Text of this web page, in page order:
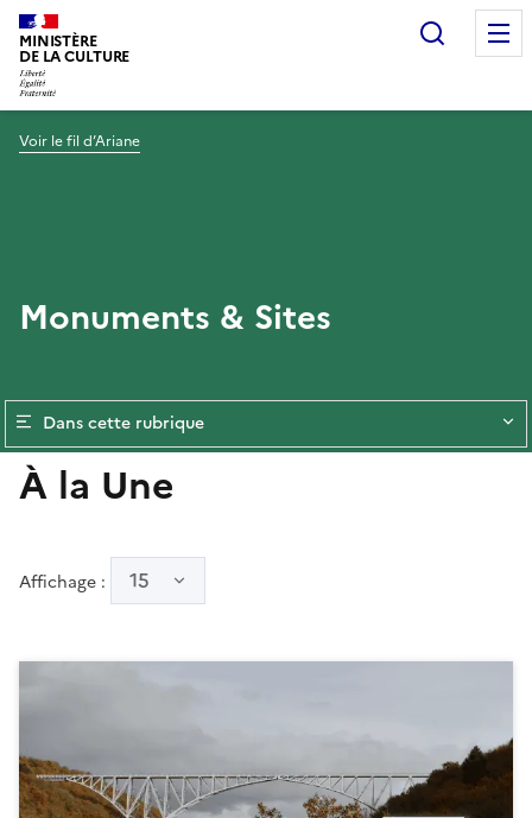
MINISTÈRE
DE LA CULTURE
Voir le fil d’Ariane
Monuments & Sites
Dans cette rubrique
À la Une
Affichage : 15